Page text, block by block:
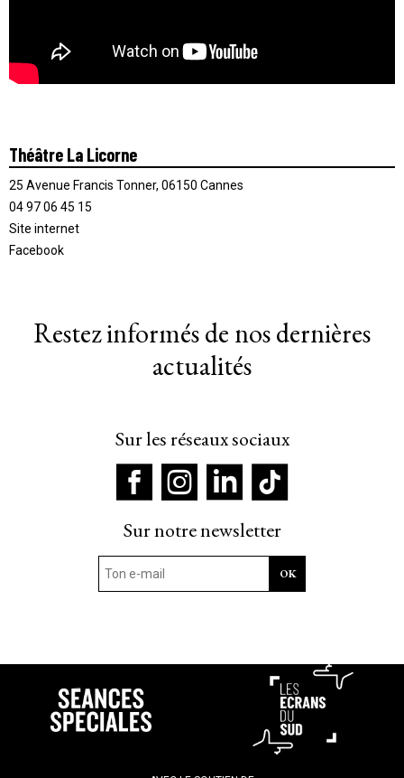
Théâtre La Licorne
25 Avenue Francis Tonner, 06150 Cannes
04 97 06 45 15
Site internet
Facebook
Restez informés de nos dernières
actualités
Sur les réseaux sociaux
Sur notre newsletter